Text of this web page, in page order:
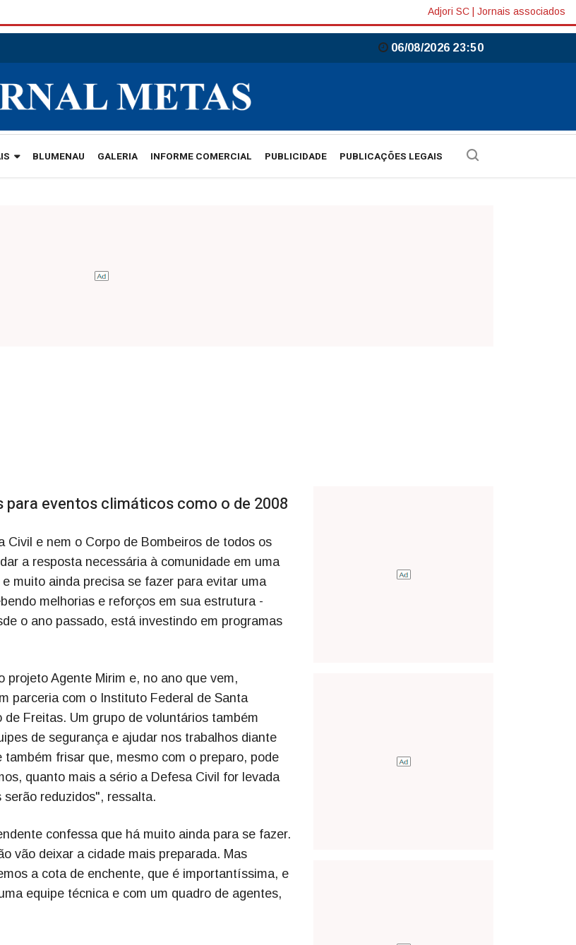
Adjori SC Jornais associados
06/08/2026 23:50
BLUMENAU GALERIA INFORME COMERCIAL PUBLICIDADE PUBLICAÇÕES LEGAIS
eventos climáticos como o de 2008
Civil e nem o Corpo de Bombeiros de todos os
a resposta necessária à comunidade em uma
muito ainda precisa se fazer para evitar uma
melhorias e reforços em sua estrutura -
o ano passado, está investindo em programas
Agente Mirim e, no ano que vem,
parceria com o Instituto Federal de Santa
Freitas. Um grupo de voluntários também
de segurança e ajudar nos trabalhos diante
frisar que, mesmo com o preparo, pode
quanto mais a sério a Defesa Civil for levada
reduzidos", ressalta.
confessa que há muito ainda para se fazer.
vão deixar a cidade mais preparada. Mas
a cota de enchente, que é importantíssima, e
equipe técnica e com um quadro de agentes,